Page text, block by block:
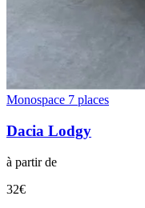
Monospace 7 places
Dacia Lodgy
à partir de
32€